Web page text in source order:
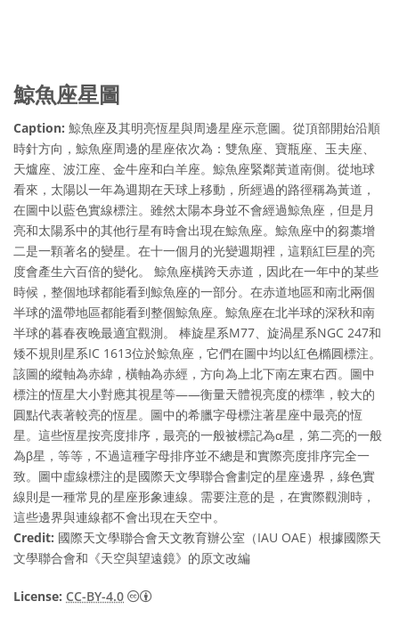
鯨魚座星圖
Caption: 鯨魚座及其明亮恆星與周邊星座示意圖。從頂部開始沿順
時針方向，鯨魚座周邊的星座依次為：雙魚座、寶瓶座、玉夫座、
天爐座、波江座、金牛座和白羊座。鯨魚座緊鄰黃道南側。從地球
看來，太陽以一年為週期在天球上移動，所經過的路徑稱為黃道，
在圖中以藍色實線標注。雖然太陽本身並不會經過鯨魚座，但是月
亮和太陽系中的其他行星有時會出現在鯨魚座。鯨魚座中的芻藁增
二是一顆著名的變星。在十一個月的光變週期裡，這顆紅巨星的亮
度會產生六百倍的變化。 鯨魚座橫跨天赤道，因此在一年中的某些
時候，整個地球都能看到鯨魚座的一部分。在赤道地區和南北兩個
半球的溫帶地區都能看到整個鯨魚座。鯨魚座在北半球的深秋和南
半球的暮春夜晚最適宜觀測。 棒旋星系M77、旋渦星系NGC 247和
矮不規則星系IC 1613位於鯨魚座，它們在圖中均以紅色橢圓標注。
該圖的縱軸為赤緯，橫軸為赤經，方向為上北下南左東右西。圖中
標注的恆星大小對應其視星等——衡量天體視亮度的標準，較大的
圓點代表著較亮的恆星。圖中的希臘字母標注著星座中最亮的恆
星。這些恆星按亮度排序，最亮的一般被標記為α星，第二亮的一般
為β星，等等，不過這種字母排序並不總是和實際亮度排序完全一
致。圖中虛線標注的是國際天文學聯合會劃定的星座邊界，綠色實
線則是一種常見的星座形象連線。需要注意的是，在實際觀測時，
這些邊界與連線都不會出現在天空中。
Credit: 國際天文學聯合會天文教育辦公室（IAU OAE）根據國際天
文學聯合會和《天空與望遠鏡》的原文改編
License: CC-BY-4.0 Creative Commons 姓名標示 4.0 國際 (CC